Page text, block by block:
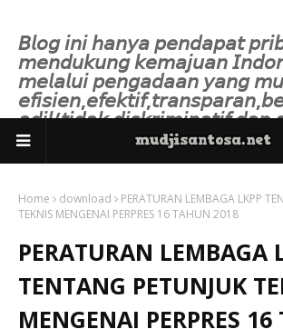
𝘉𝘭𝘰𝘨 𝘪𝘯𝘪 𝘩𝘢𝘯𝘺𝘢 𝘱𝘦𝘯𝘥𝘢𝘱𝘢𝘵
𝘮𝘦𝘯𝘥𝘶𝘬𝘶𝘯𝘨 𝘬𝘦𝘮𝘢𝘫𝘶𝘢𝘯
𝘮𝘦𝘭𝘢𝘭𝘶𝘪 𝘱𝘦𝘯𝘨𝘢𝘥𝘢𝘢𝘯 𝘺𝘢𝘯𝘨
𝘢𝘥𝘪𝘭/𝘵𝘪𝘥𝘢𝘬 𝘥𝘪𝘴𝘬𝘳𝘪𝘮𝘪𝘯𝘢𝘵𝘪𝘧 𝘥𝘢𝘯
Home download
PERATURAN LEMBAGA LKPP
TEKNIS MENGENAI PERPRES 16 TAHUN 2018
PERATURAN LEMBAGA
TENTANG PETUNJUK
MENGENAI PERPRES